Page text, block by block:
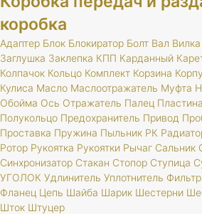
коробка
Адаптер Блок Блокиратор Болт Вал Вилка
Заглушка Заклепка КПП Карданный
Колпачок Кольцо Комплект Корзина
Кулиса Масло Маслоотражатель Муфта
Обойма Ось Отражатель Палец Пластина
Полукольцо Предохранитель Привод
Проставка Пружина Пыльник РК
Ротор Рукоятка Рукоятки Рычаг Сальник
Синхронизатор Стакан Стопор Ступица
УГОЛОК Удлинитель Уплотнитель Фильтр
Фланец Цепь Шайба Шарик Шестерни
Шток Штуцер